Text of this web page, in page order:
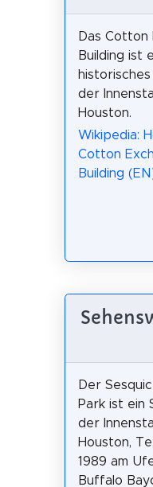
Das Cotton
Building ist
der
Houston.
Wikipedia:
Cotton
Building
Der
Park ist ein
der
Houston,
1989 am
Buffalo